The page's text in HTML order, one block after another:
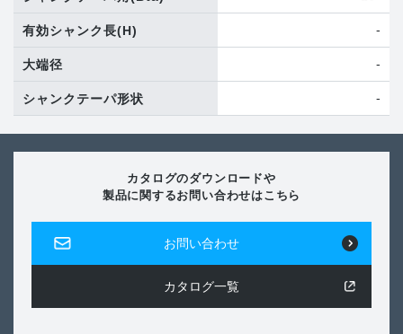
有効シャンク長(H) -
大端径 -
シャンクテーパ形状 -
カタログのダウンロードや
製品に関するお問い合わせはこちら
お問い合わせ
カタログ一覧